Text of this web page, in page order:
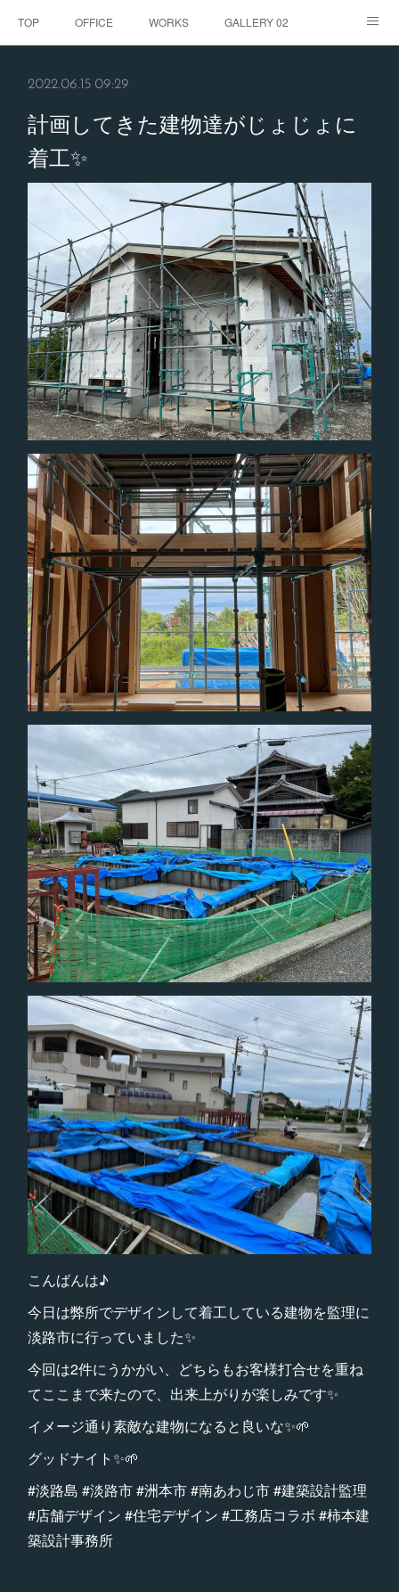
TOP OFFICE WORKS GALLERY 02
2022.06.15 09:29
計画してきた建物達がじょじょに
着工✨
こんばんは♪
今日は弊所でデザインして着工している建物を監理に
淡路市に行っていました✨
今回は2件にうかがい、どちらもお客様打合せを重ね
てここまで来たので、出来上がりが楽しみです✨
イメージ通り素敵な建物になると良いな✨🌱
グッドナイト✨🌱
#淡路島 #淡路市 #洲本市 #南あわじ市 #建築設計監理
#店舗デザイン #住宅デザイン #工務店コラボ #柿本建
築設計事務所